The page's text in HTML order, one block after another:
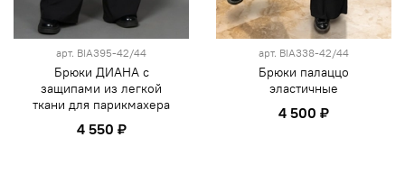
арт. BIA395-42/44
Брюки ДИАНА с
защипами из легкой
ткани для парикмахера
4 550 ₽
арт. BIA338-42/44
Брюки палаццо
эластичные
4 500 ₽